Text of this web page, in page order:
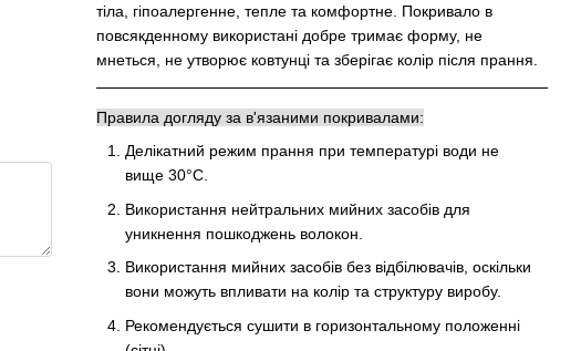
тіла, гіпоалергенне, тепле та комфортне. Покривало в
повсякденному використані добре тримає форму, не
мнеться, не утворює ковтунці та зберігає колір після прання.
Правила догляду за в'язаними покривалами:
Делікатний режим прання при температурі води не
вище 30°C.
Використання нейтральних мийних засобів для
уникнення пошкоджень волокон.
Використання мийних засобів без відбілювачів, оскільки
вони можуть впливати на колір та структуру виробу.
Рекомендується сушити в горизонтальному положенні